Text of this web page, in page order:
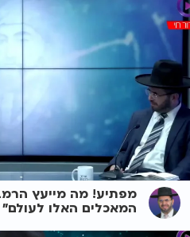
מפתיע! מה מייעץ
המאכלים האלו לעולם"